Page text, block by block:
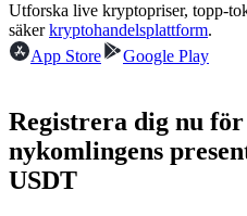
Futures med USDC som
Utforska live kryptopriser, topp-
säkerkryptohandelsplattform.
App Store
Google Play
Registrera dig nu
nykomlingens
USDT